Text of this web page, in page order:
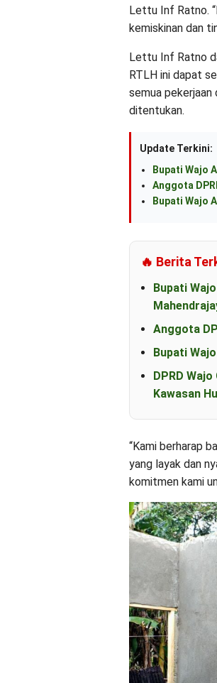
Lettu Inf Ratno.
kemiskinan dan
Lettu Inf Ratno
RTLH ini dapat
semua
ditentukan.
Update Terkini:
Bupati Wajo
Anggota
Bupati Wajo
🔥 Berita
Bupati
Anggota
Bupati
DPRD
Kawasan
“Kami berharap
yang layak dan
komitmen kami